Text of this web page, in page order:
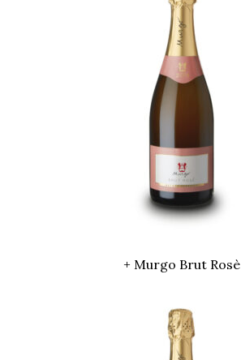
+ Murgo Brut Rosè